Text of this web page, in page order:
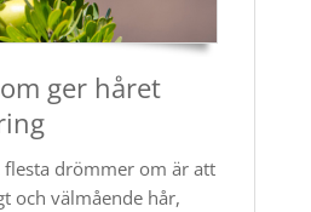
ger håret
flesta drömmer om är att
och välmående hår,